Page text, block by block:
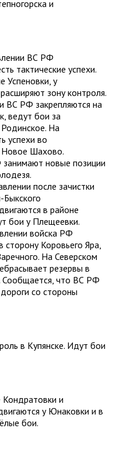
и
ВС РФ
тактические успехи.
Успеновки, у
зону контроля.
ВС РФ закрепляются на
ведут бои за
На
успехи во
Новое Шахово.
новые позиции
после зачистки
в районе
бои у Плещеевки.
войска РФ
сторону Коровьего Яра,
На Северском
резервы в
Сообщается, что ВС РФ
со стороны
в Купянске. Идут бои
и
у Юнаковки и в
бои.